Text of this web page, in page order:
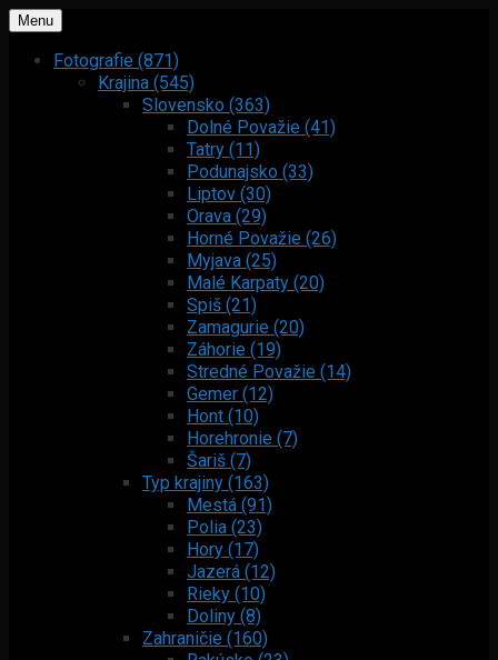
Menu
Fotografie (871)
Krajina (545)
Slovensko (363)
Dolné Považie (41)
Tatry (11)
Podunajsko (33)
Liptov (30)
Orava (29)
Horné Považie (26)
Myjava (25)
Malé Karpaty (20)
Spiš (21)
Zamagurie (20)
Záhorie (19)
Stredné Považie (14)
Gemer (12)
Hont (10)
Horehronie (7)
Šariš (7)
Typ krajiny (163)
Mestá (91)
Polia (23)
Hory (17)
Jazerá (12)
Rieky (10)
Doliny (8)
Zahraničie (160)